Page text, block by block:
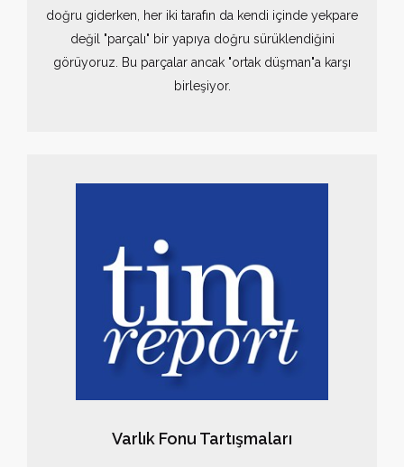
doğru giderken, her iki tarafın da kendi içinde yekpare
değil "parçalı" bir yapıya doğru sürüklendiğini
görüyoruz. Bu parçalar ancak "ortak düşman"a karşı
birleşiyor.
Varlık Fonu Tartışmaları